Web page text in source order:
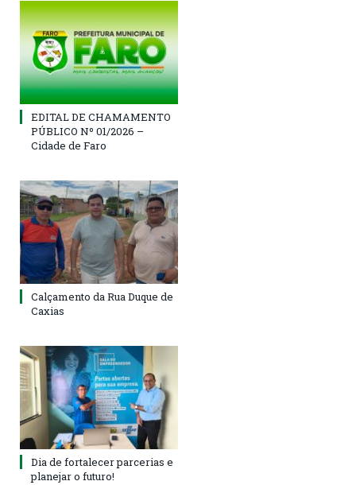
EDITAL DE CHAMAMENTO
PÚBLICO Nº 01/2026 –
Cidade de Faro
Calçamento da Rua Duque de
Caxias
Dia de fortalecer parcerias e
planejar o futuro!